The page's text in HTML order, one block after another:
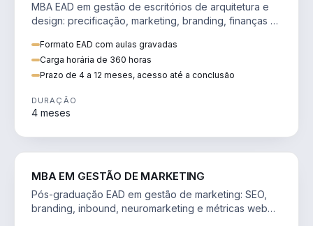
MBA EAD em gestão de escritórios de arquitetura e
design: precificação, marketing, branding, finanças e
Formato EAD com aulas gravadas
Carga horária de 360 horas
Prazo de 4 a 12 meses, acesso até a conclusão
DURAÇÃO
4 meses
MBA EM GESTÃO DE MARKETING
Pós-graduação EAD em gestão de marketing: SEO,
branding, inbound, neuromarketing e métricas web